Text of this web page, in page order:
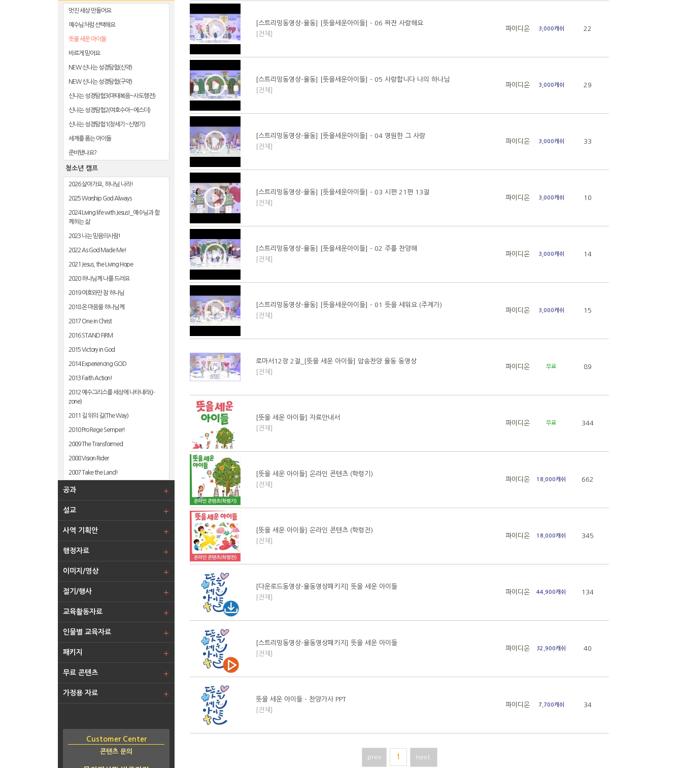
멋진 세상 만들어요
예수님처럼 선택해요
뜻을 세운 아이들
바르게 믿어요
NEW 신나는 성경탐험(신약)
NEW 신나는 성경탐험(구약)
신나는 성경탐험3(마태복음~사도행전)
신나는 성경탐험2(여호수아~에스더)
신나는 성경탐험1(창세기~신명기)
세계를 품는 아이들
준비됐나요?
청소년 캠프
2026 살아가요, 하나님 나라!
2025 Worship God Always
2024 Living life with Jesus!_예수님과 함
께하는 삶
2023 나는 믿음의사람!
2022 As God Made Me!
2021 Jesus, the Living Hope
2020 하나님께 나를 드려요
2019 여호와만 참 하나님
2018 온 마음을 하나님께
2017 One in Christ
2016 STAND FIRM
2015 Victory in God
2014 Experiencing GOD
2013 Faith Action!
2012 예수그리스를 세상에 나타내라(J-
zone)
2011 길 위의 길(The Way)
2010 Pro Rege Semper!
2009 The Transformed
2008 Vision Rider
2007 Take the Land!
공과
설교
사역 기획안
행정자료
이미지/영상
절기/행사
교육활동자료
인물별 교육자료
패키지
무료 콘텐츠
가정용 자료
Customer Center
콘텐츠 문의
[스트리밍동영상-율동] [뜻을세운아이들] - 06 짜잔 사랑해요
[전체]
파이디온 3,000캐쉬 22
[스트리밍동영상-율동] [뜻을세운아이들] - 05 사랑합니다 나의 하나님
[전체]
파이디온 3,000캐쉬 29
[스트리밍동영상-율동] [뜻을세운아이들] - 04 영원한 그 사랑
[전체]
파이디온 3,000캐쉬 33
[스트리밍동영상-율동] [뜻을세운아이들] - 03 시편 21편 13절
[전체]
파이디온 3,000캐쉬 10
[스트리밍동영상-율동] [뜻을세운아이들] - 02 주를 찬양해
[전체]
파이디온 3,000캐쉬 14
[스트리밍동영상-율동] [뜻을세운아이들] - 01 뜻을 세워요 (주제가)
[전체]
파이디온 3,000캐쉬 15
로마서12장 2절_[뜻을 세운 아이들] 암송찬양 율동 동영상
[전체]
파이디온 무료 89
[뜻을 세운 아이들] 자료안내서
[전체]
파이디온 무료 344
[뜻을 세운 아이들] 온라인 콘텐츠 (학령기)
[전체]
파이디온 18,000캐쉬 662
[뜻을 세운 아이들] 온라인 콘텐츠 (학령전)
[전체]
파이디온 18,000캐쉬 345
[다운로드동영상-율동영상패키지] 뜻을 세운 아이들
[전체]
파이디온 44,900캐쉬 134
[스트리밍동영상-율동영상패키지] 뜻을 세운 아이들
[전체]
파이디온 32,900캐쉬 40
뜻을 세운 아이들 - 찬양가사 PPT
[전체]
파이디온 7,700캐쉬 34
prev 1 next